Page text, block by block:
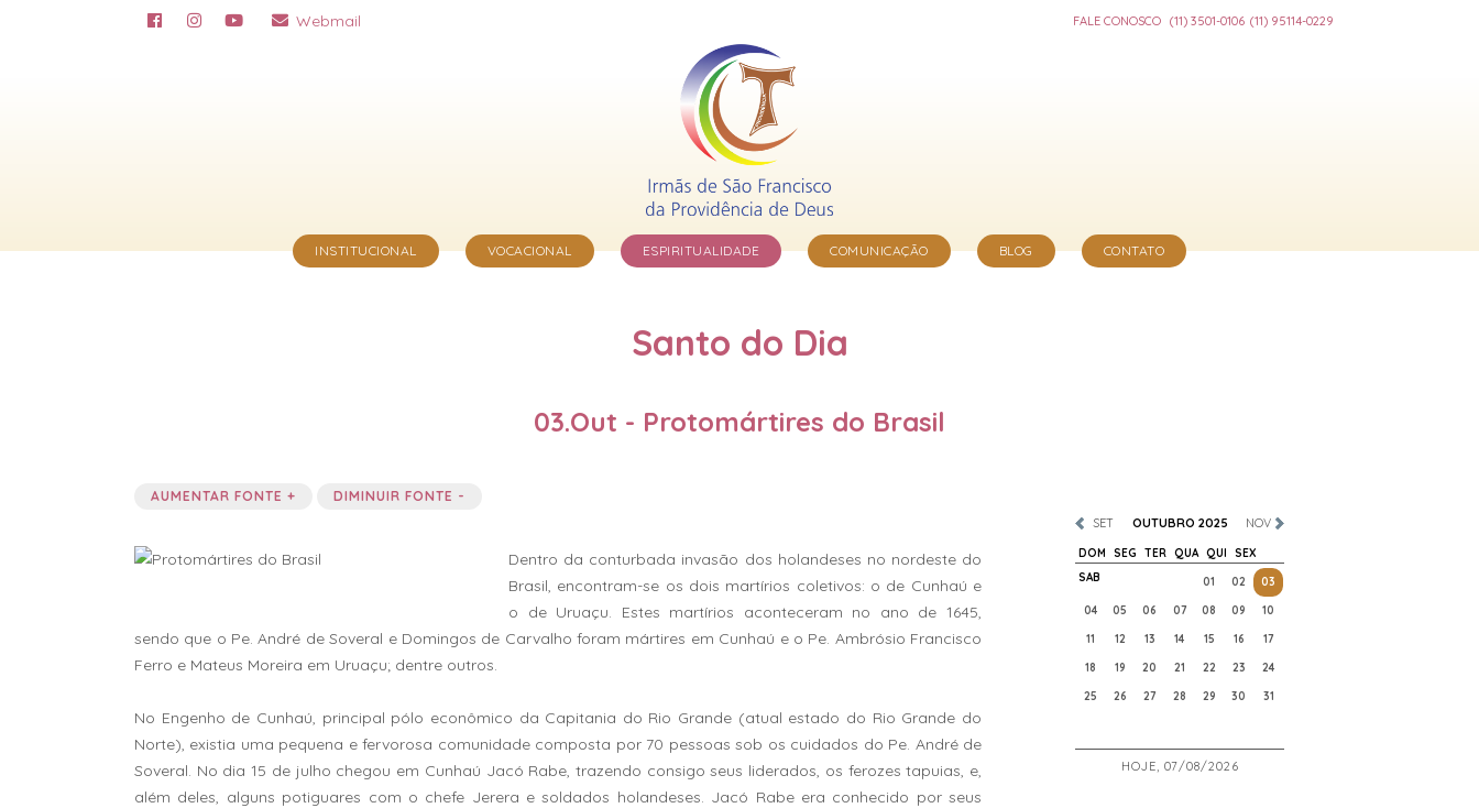
FALE CONOSCO (11) 3501-0106 (11) 95114-0229
Webmail
INSTITUCIONAL VOCACIONAL ESPIRITUALIDADE COMUNICAÇÃO BLOG CONTATO
Santo do Dia
03.Out - Protomártires do Brasil
SET OUTUBRO 2025 NOV
DOM SEG TER QUA QUI
SEX
SAB
01 02
03
04
05 06 07 08 09
10
11
12 13 14 15 16
17
18
19 20 21 22 23
24
25
26 27 28 29 30 31
HOJE, 07/08/2026
AUMENTAR FONTE + DIMINUIR FONTE -
Dentro da conturbada invasão dos holandeses no nordeste do
Brasil, encontram-se os dois martírios coletivos: o de Cunhaú e
o de Uruaçu. Estes martírios aconteceram no ano de 1645,
sendo que o Pe. André de Soveral e Domingos de Carvalho foram mártires em Cunhaú e o Pe. Ambrósio Francisco
Ferro e Mateus Moreira em Uruaçu; dentre outros.
No Engenho de Cunhaú, principal pólo econômico da Capitania do Rio Grande (atual estado do Rio Grande do
Norte), existia uma pequena e fervorosa comunidade composta por 70 pessoas sob os cuidados do Pe. André de
Soveral. No dia 15 de julho chegou em Cunhaú Jacó Rabe, trazendo consigo seus liderados, os ferozes tapuias, e,
além deles, alguns potiguares com o chefe Jerera e soldados holandeses. Jacó Rabe era conhecido por seus